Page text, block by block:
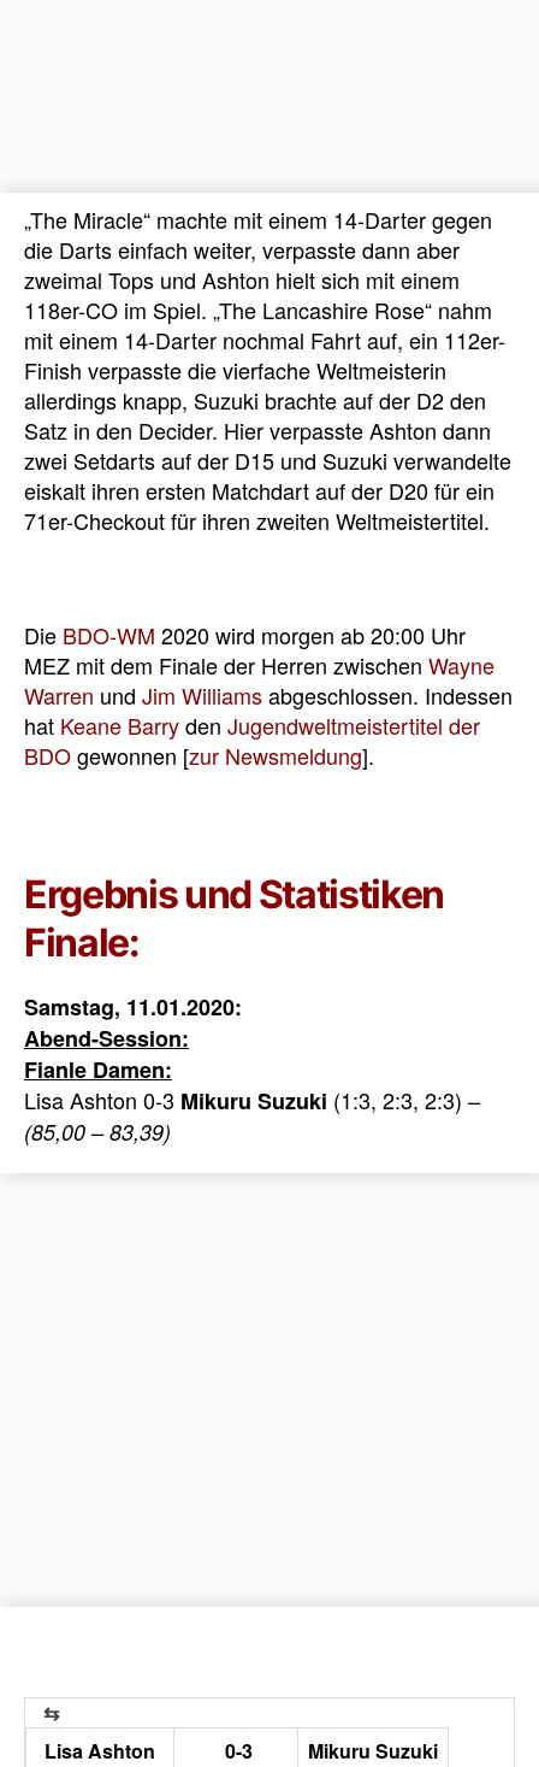
„The Miracle“ machte mit einem 14-Darter gegen
die Darts einfach weiter, verpasste dann aber
zweimal Tops und Ashton hielt sich mit einem
118er-CO im Spiel. „The Lancashire Rose“ nahm
mit einem 14-Darter nochmal Fahrt auf, ein 112er-
Finish verpasste die vierfache Weltmeisterin
allerdings knapp, Suzuki brachte auf der D2 den
Satz in den Decider. Hier verpasste Ashton dann
zwei Setdarts auf der D15 und Suzuki verwandelte
eiskalt ihren ersten Matchdart auf der D20 für ein
71er-Checkout für ihren zweiten Weltmeistertitel.
Die BDO-WM 2020 wird morgen ab 20:00 Uhr
MEZ mit dem Finale der Herren zwischen Wayne
Warren und Jim Williamsabgeschlossen. Indessen
hat Keane Barryden Jugendweltmeistertitel der
BDOgewonnen [zur Newsmeldung].
Ergebnis und Statistiken
Finale:
Samstag, 11.01.2020:
Abend-Session:
Fianle Damen:
Lisa Ashton 0-3 Mikuru Suzuki (1:3, 2:3, 2:3) –
(85,00 – 83,39)
Lisa Ashton 0-3
Mikuru Suzuki